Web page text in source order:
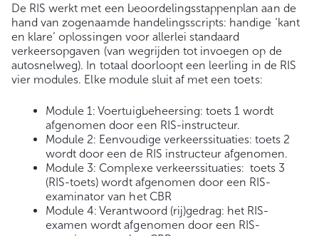
De RIS werkt met een beoordelingsstappenplan aan de
hand van zogenaamde handelingsscripts: handige ‘kant
en klare’ oplossingen voor allerlei standaard
verkeersopgaven (van wegrijden tot invoegen op de
autosnelweg). In totaal doorloopt een leerling in de RIS
vier modules. Elke module sluit af met een toets:
Module 1: Voertuigbeheersing: toets 1 wordt
afgenomen door een RIS-instructeur.
Module 2: Eenvoudige verkeerssituaties: toets 2
wordt door een de RIS instructeur afgenomen.
Module 3: Complexe verkeerssituaties: toets 3
(RIS-toets) wordt afgenomen door een RIS-
examinator van het CBR
Module 4: Verantwoord (rij)gedrag: het RIS-
examen wordt afgenomen door een RIS-